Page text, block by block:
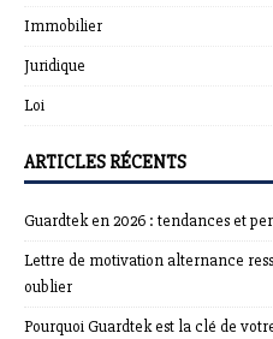
Immobilier
Juridique
Loi
ARTICLES RÉCENTS
Guardtek en 2026 : tendances et
Lettre de motivation alternance
oublier
Pourquoi Guardtek est la clé de